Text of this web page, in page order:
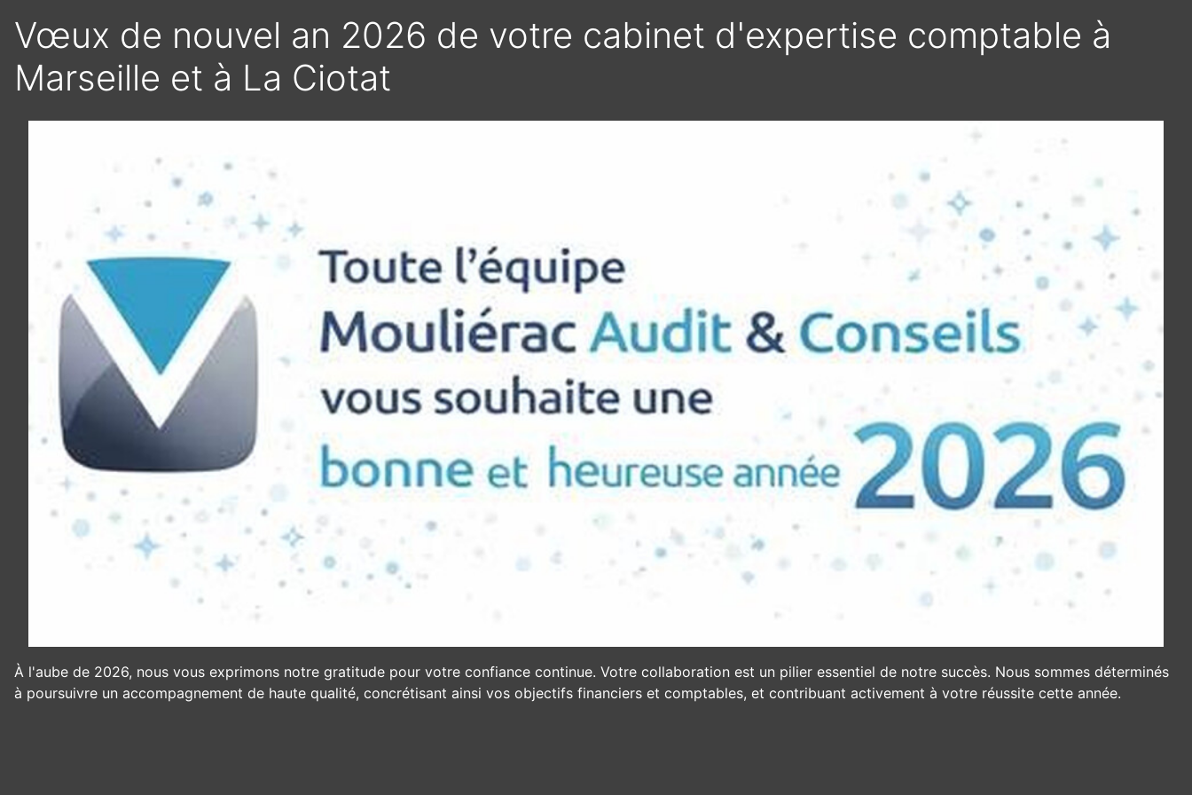
Vœux de nouvel an 2026 de votre cabinet d'expertise comptable à
Marseille et à La Ciotat
À l'aube de 2026, nous vous exprimons notre gratitude pour votre confiance continue. Votre collaboration est un pilier essentiel de notre succès. Nous sommes déterminés
à poursuivre un accompagnement de haute qualité, concrétisant ainsi vos objectifs financiers et comptables, et contribuant activement à votre réussite cette année.